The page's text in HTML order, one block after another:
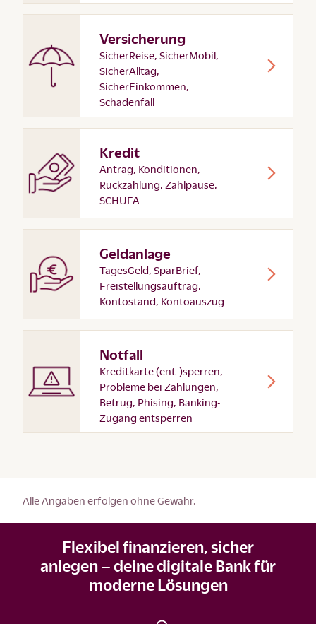
Versicherung
SicherReise, SicherMobil,
SicherAlltag,
SicherEinkommen,
Schadenfall
Kredit
Antrag, Konditionen,
Rückzahlung, Zahlpause,
SCHUFA
Geldanlage
TagesGeld, SparBrief,
Freistellungsauftrag,
Kontostand, Kontoauszug
Notfall
Kreditkarte (ent-)sperren,
Probleme bei Zahlungen,
Betrug, Phising, Banking-
Zugang entsperren
Alle Angaben erfolgen ohne Gewähr.
Flexibel finanzieren, sicher
anlegen – deine digitale Bank für
moderne Lösungen